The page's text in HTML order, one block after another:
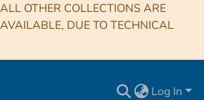
OTHER COLLECTIONS ARE
DUE TO TECHNICAL
Log In